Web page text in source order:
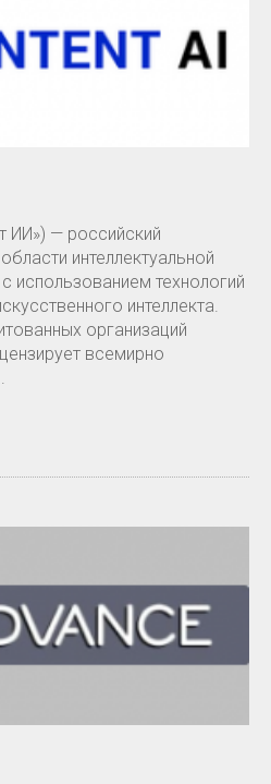
ИИ») — российский
интеллектуальной
использованием технологий
интеллекта.
организаций
всемирно